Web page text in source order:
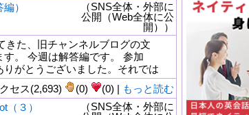
）
（SNS全体・外部に
公開（Web全体に公
開））
きた、旧チャンネルブログの文
。 今週は解答編です。 参加
りがとうございました。それでは
セス(2,693) (0) (0) | もっと読む
（３）
（SNS全体・外部に